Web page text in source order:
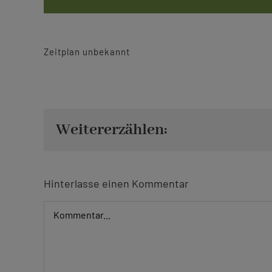
Zeitplan unbekannt
Weitererzählen:
Hinterlasse einen Kommentar